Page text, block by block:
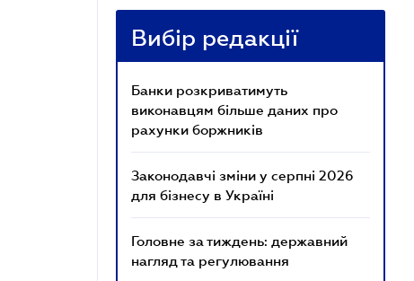
Вибір редакції
Банки розкриватимуть
виконавцям більше даних про
рахунки боржників
Законодавчі зміни у серпні 2026
для бізнесу в Україні
Головне за тиждень: державний
нагляд та регулювання